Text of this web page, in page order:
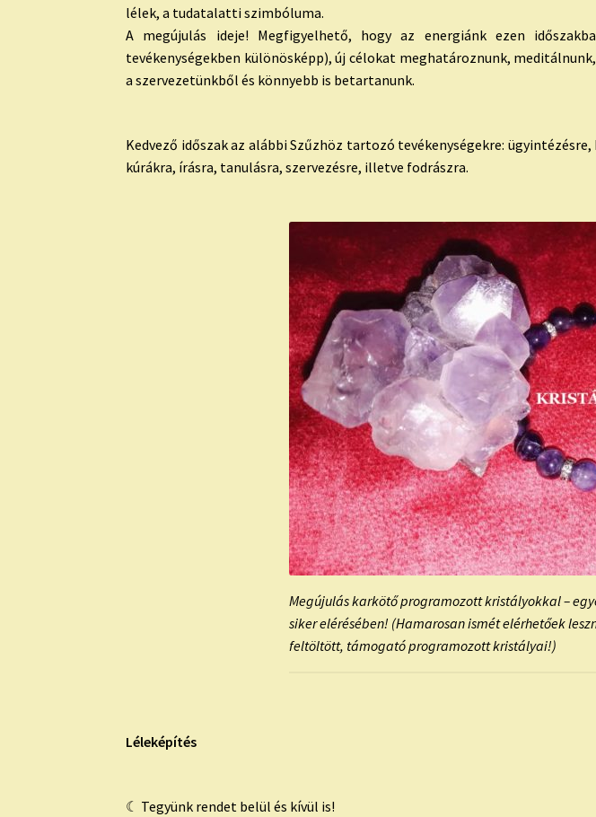
lélek, a tudatalatti szimbóluma.
A megújulás ideje! Megfigyelhető, hogy az energiánk ezen
tevékenységekben különösképp), új célokat meghatároznunk,
a szervezetünkből és könnyebb is betartanunk.
Kedvező időszak az alábbi Szűzhöz tartozó tevékenységekre:
kúrákra, írásra, tanulásra, szervezésre, illetve fodrászra.
Megújulás karkötő programozott kristályokkal –
siker elérésében! (Hamarosan ismét elérhetőek
feltöltött, támogató programozott kristályai!)
Léleképítés
☾ Tegyünk rendet belül és kívül is!